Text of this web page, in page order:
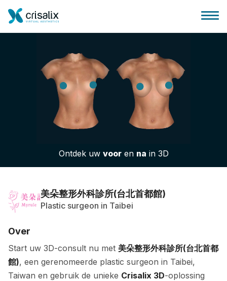
Huis chirurg
3D business platform
Patiëntrecensies
Ontdek uw vooren na in 3D
美朵整形外科診所(台北首都館)
Plastic surgeon in Taibei
Over
Start uw 3D-consult nu met 美朵整形外科診所(台北首都
館), een gerenomeerde plastic surgeon in Taibei,
Taiwan en gebruik de unieke Crisalix 3D-oplossing